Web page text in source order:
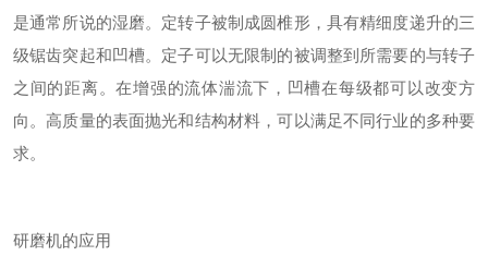
是通常所说的湿磨。定转子被制成圆椎形，具有精细度递升的三
级锯齿突起和凹槽。定子可以无限制的被调整到所需要的与转子
之间的距离。在增强的流体湍流下，凹槽在每级都可以改变方
向。高质量的表面抛光和结构材料，可以满足不同行业的多种要
求。
研磨机的应用